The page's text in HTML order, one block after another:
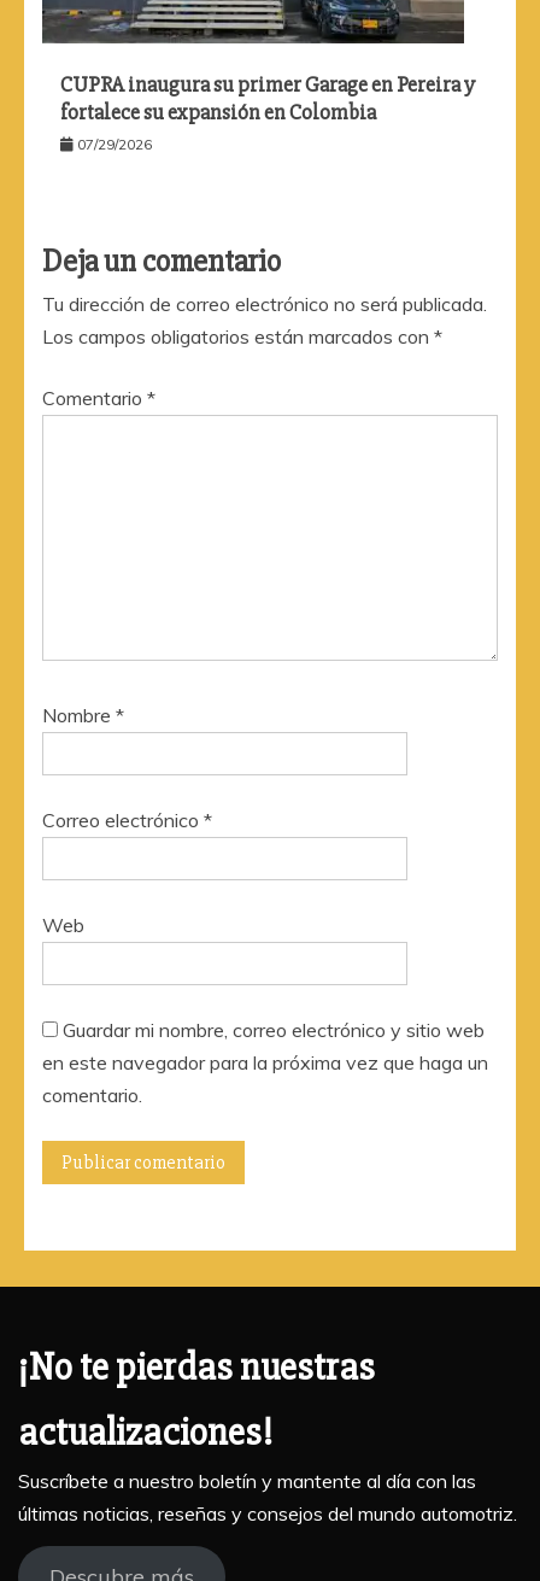
CUPRA inaugura su primer Garage en Pereira y
fortalece su expansión en Colombia
07/29/2026
Deja un comentario
Tu dirección de correo electrónico no será publicada.
Los campos obligatorios están marcados con *
Comentario *
Nombre *
Correo electrónico *
Web
Guardar mi nombre, correo electrónico y sitio web
en este navegador para la próxima vez que haga un
comentario.
¡No te pierdas nuestras
actualizaciones!
Suscríbete a nuestro boletín y mantente al día con las
últimas noticias, reseñas y consejos del mundo automotriz.